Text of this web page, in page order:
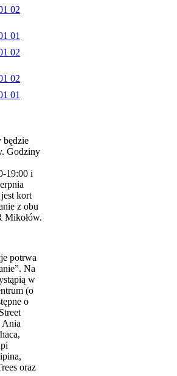
będzie
Godziny
19:00 i
kort
z obu
Mikołów.
potrwa
Na
w
(o
o
Ania
oraz